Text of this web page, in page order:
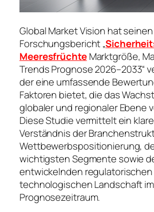
Global Market Vision hat
Forschungsbericht „
MeeresfrüchteMarktgröße,
Trends Prognose 2026–2033“
der eine umfassende
Faktoren bietet, die das
globaler und regionaler Ebene
Diese Studie vermittelt ein
Verständnis der
Wettbewerbspositionierung,
wichtigsten Segmente sowie
entwickelnden
technologischen Landschaft im
Prognosezeitraum.